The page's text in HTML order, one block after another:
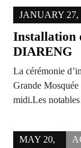
JANUARY 27,
Installation
DIARENG
La cérémonie
Grande
midi.Les
MAY 20,